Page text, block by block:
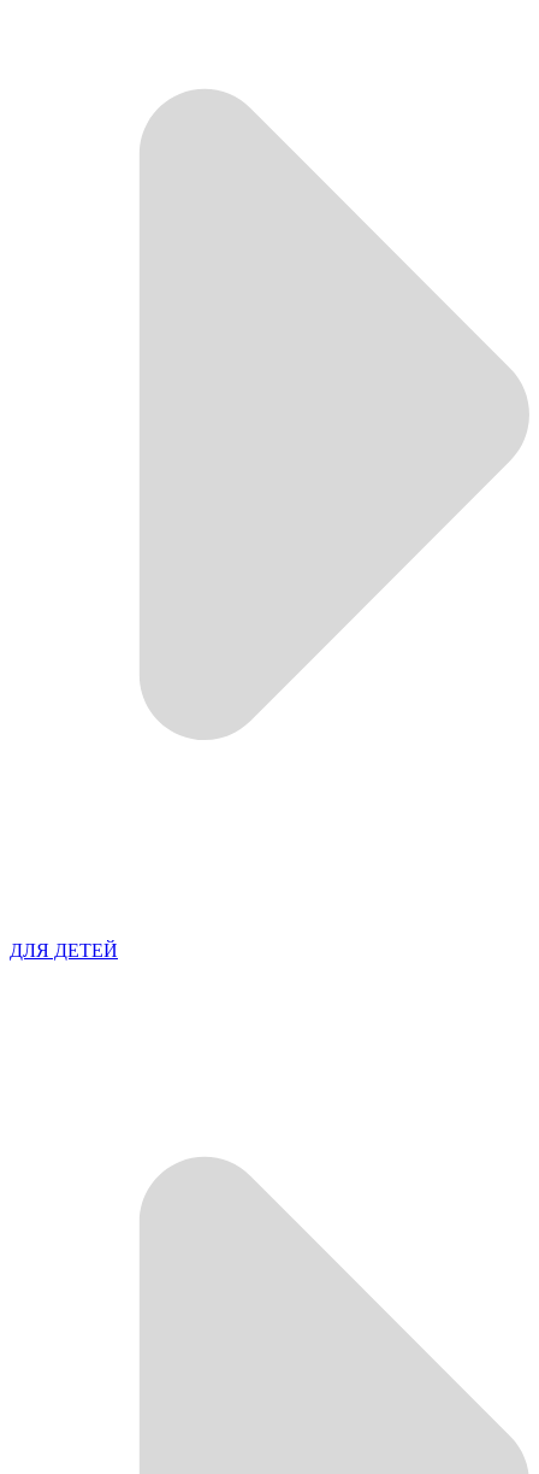
ДЛЯ ДЕТЕЙ